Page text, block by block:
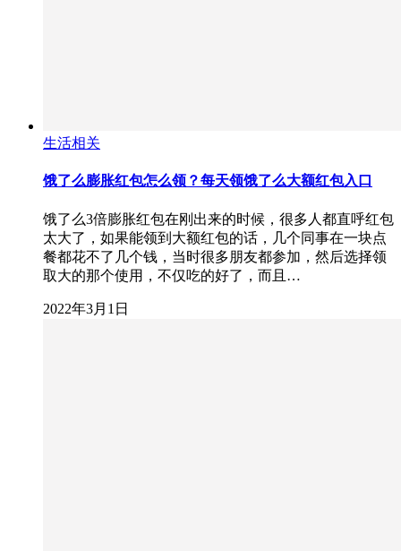
生活相关
饿了么膨胀红包怎么领？每天领饿了么大额红包入口
饿了么3倍膨胀红包在刚出来的时候，很多人都直呼红包
太大了，如果能领到大额红包的话，几个同事在一块点
餐都花不了几个钱，当时很多朋友都参加，然后选择领
取大的那个使用，不仅吃的好了，而且…
2022年3月1日